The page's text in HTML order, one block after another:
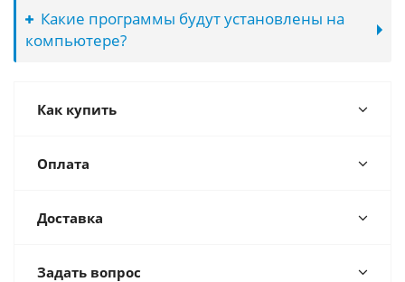
Какие программы будут установлены на
компьютере?
Как купить
Оплата
Доставка
Задать вопрос